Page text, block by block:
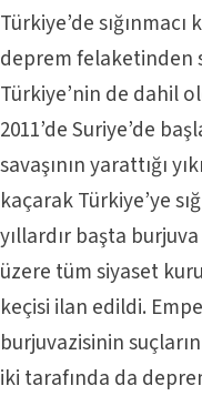
Türkiye’de
deprem felaketinden
Türkiye’nin de dahil
2011’de Suriye’de
savaşının yarattığı
kaçarak Türkiye’ye
yıllardır başta
üzere tüm siyaset
keçisi ilan edildi.
burjuvazisinin
iki tarafında da